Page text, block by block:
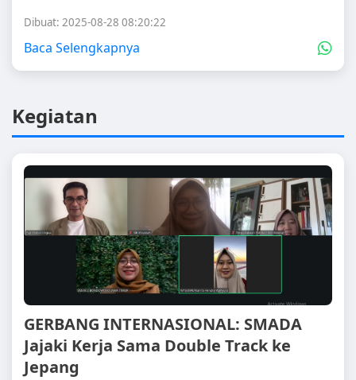
Dibuat: 2025-08-28 08:20:22
Baca Selengkapnya
Kegiatan
GERBANG INTERNASIONAL: SMADA
Jajaki Kerja Sama Double Track ke
Jepang